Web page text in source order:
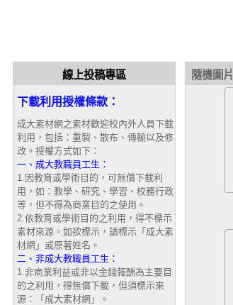
線上投稿專區
下載利用授權條款：
成大素材網之素材歡迎校內外人員下載
利用，包括：重製、散布、傳輸以及修
改。授權方式如下：
一、成大教職員工生：
1.因教育或學術目的，可無償下載利
用，如：教學、研究、學習、校務行政
等，但不得為商業目的之使用。
2.依教育或學術目的之利用，得不標示
素材來源。如欲標示，請標示「成大素
材網」或原著姓名。
二、非成大教職員工生：
1.非商業利益或非以金錢報酬為主要目
的之利用，得無償下載，但須標示來
源：「成大素材網」。
隨機圖片